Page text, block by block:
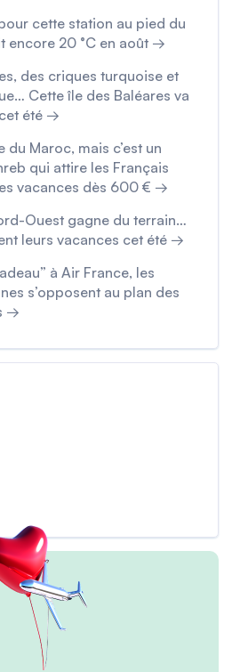
cette station au pied du
encore 20 °C en août →
des criques turquoise et
Cette île des Baléares va
été →
Maroc, mais c’est un
qui attire les Français
vacances dès 600 € →
Ouest gagne du terrain…
leurs vacances cet été →
à Air France, les
s’opposent au plan des
→